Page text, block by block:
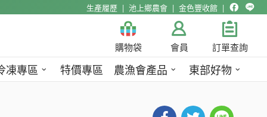
生產履歷 池上鄉農會 金色豐收館
購物袋 會員 訂單查詢
凍專區 特價專區 農漁會產品 東部好物